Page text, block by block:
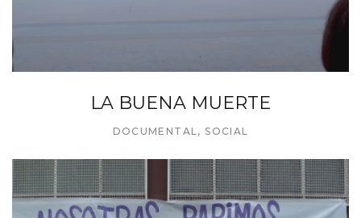
LA BUENA MUERTE
DOCUMENTAL ,SOCIAL